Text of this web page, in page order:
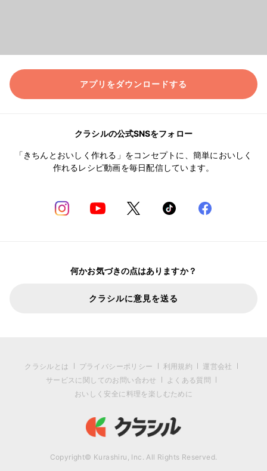
アプリをダウンロードする
クラシルの公式SNSをフォロー
「きちんとおいしく作れる」をコンセプトに、簡単においしく
作れるレシピ動画を毎日配信しています。
何かお気づきの点はありますか？
クラシルに意見を送る
クラシルとは プライバシーポリシー 利用規約
運営会社
サービスに関してのお問い合わせ
よくある質問
おいしく安全に料理を楽しむために
Copyright© Kurashiru, Inc. All Rights Reserved.